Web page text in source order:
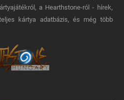
a Hearthstone-ról - hírek,
kártya adatbázis, és még több